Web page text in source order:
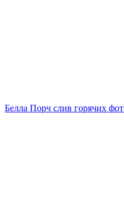
Белла Порч слив горячих